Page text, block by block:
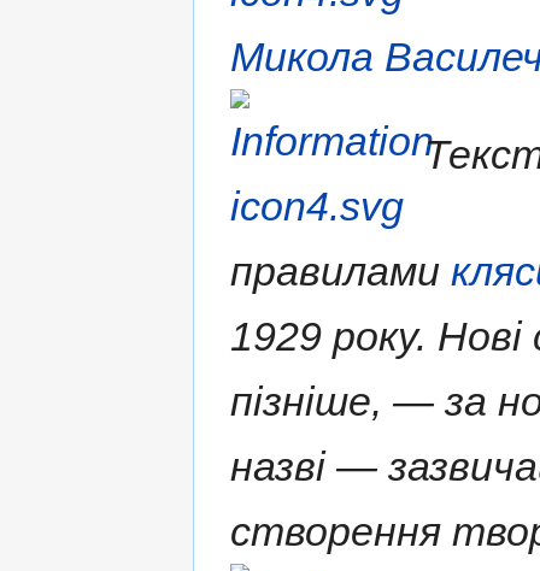
Микола
правилами
1929 року.
пізніше, — за
назві —
створення